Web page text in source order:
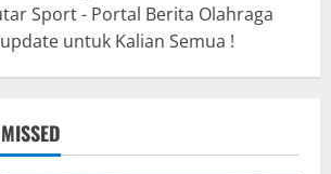
Sport - Portal Berita Olahraga
untuk Kalian Semua !